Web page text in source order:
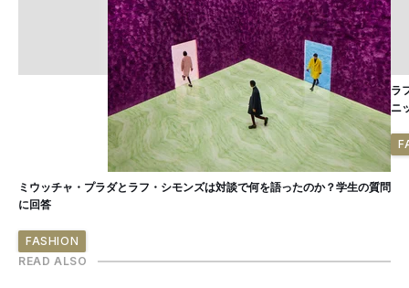
ミウッチャ・プラダとラフ・シモンズは対談で何を語ったのか？学生の質問
に回答
FASHION
ラ
ニ
READ ALSO